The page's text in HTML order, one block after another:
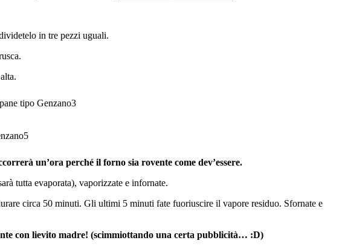
in tre pezzi uguali.
un’ora perché il forno sia rovente come dev’essere.
tutta evaporata), vaporizzate e infornate.
circa 50 minuti. Gli ultimi 5 minuti fate fuoriuscire il vapore residuo. Sfornate e
con lievito madre! (scimmiottando una certa pubblicità… :D)